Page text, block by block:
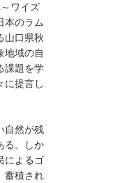
ワイズ
本のラム
山口県秋
地域の自
課題を学
に提言し
自然が残
る。しか
によるゴ
蓄積され